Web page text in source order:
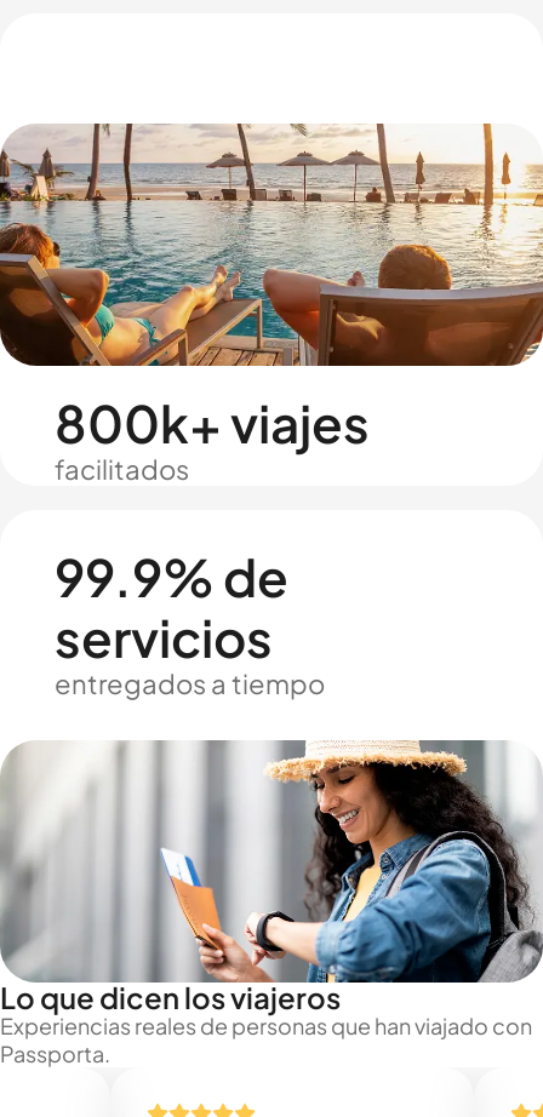
800k+ viajes
facilitados
99.9% de
servicios
entregados a tiempo
Lo que dicen los viajeros
Experiencias reales de personas que han viajado con
Passporta.